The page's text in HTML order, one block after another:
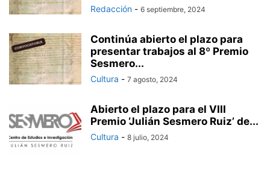
Redacción - 6 septiembre, 2024
Continúa abierto el plazo para
presentar trabajos al 8º Premio
Sesmero...
Cultura - 7 agosto, 2024
Abierto el plazo para el VIII
Premio ‘Julián Sesmero Ruiz’ de...
Cultura - 8 julio, 2024